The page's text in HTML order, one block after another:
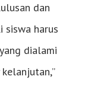
dan
siswa harus
dialami